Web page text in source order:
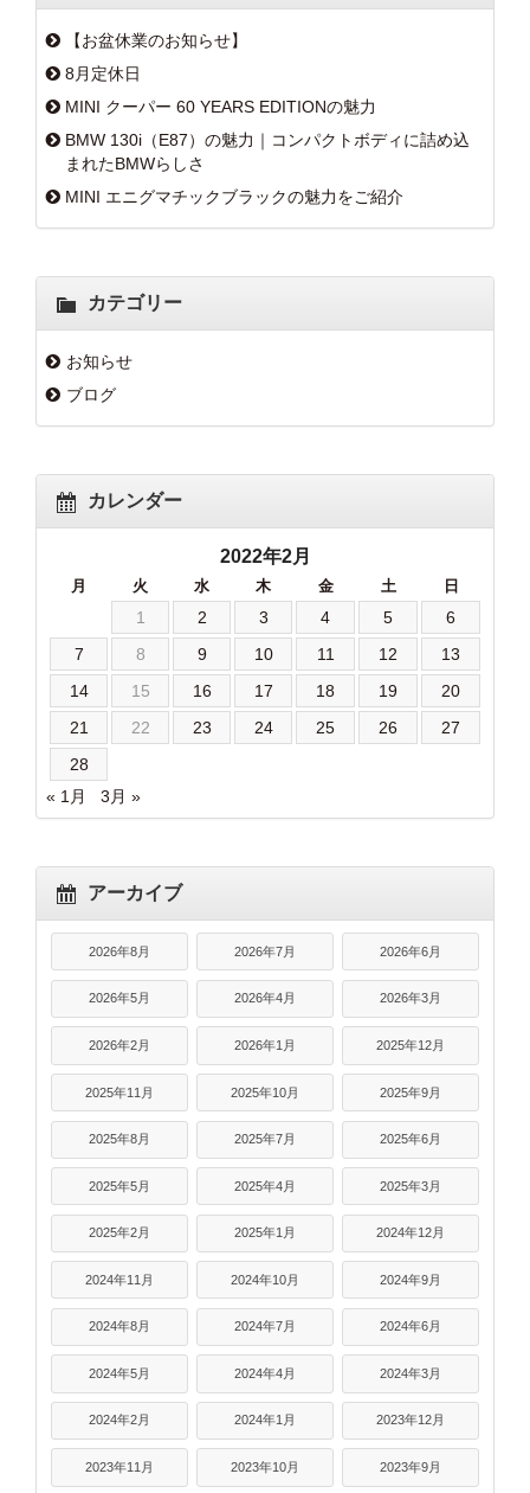
【お盆休業のお知らせ】
8月定休日
MINI クーパー 60 YEARS EDITIONの魅力
BMW 130i（E87）の魅力｜コンパクトボディに詰め込
まれたBMWらしさ
MINI エニグマチックブラックの魅力をご紹介
カテゴリー
お知らせ
ブログ
カレンダー
2022年2月
月 火 水 木 金 土 日
1 2 3 4 5
6
7
8 9 10 11 12
13
14
15 16 17 18 19
20
21
22 23 24 25 26
27
28
« 1月
3月 »
アーカイブ
2026年8月 2026年7月 2026年6月
2026年5月 2026年4月 2026年3月
2026年2月 2026年1月 2025年12月
2025年11月 2025年10月 2025年9月
2025年8月 2025年7月 2025年6月
2025年5月 2025年4月 2025年3月
2025年2月 2025年1月 2024年12月
2024年11月 2024年10月 2024年9月
2024年8月 2024年7月 2024年6月
2024年5月 2024年4月 2024年3月
2024年2月 2024年1月 2023年12月
2023年11月 2023年10月 2023年9月